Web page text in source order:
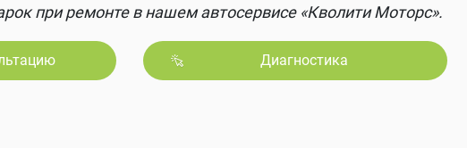
при ремонте в нашем автосервисе «Кволити Моторс».
Диагностика